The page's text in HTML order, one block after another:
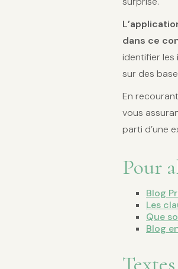
dans ce
identifier
sur des
En
vous
parti d’une
Pour
Blog
Les
Que
Blog